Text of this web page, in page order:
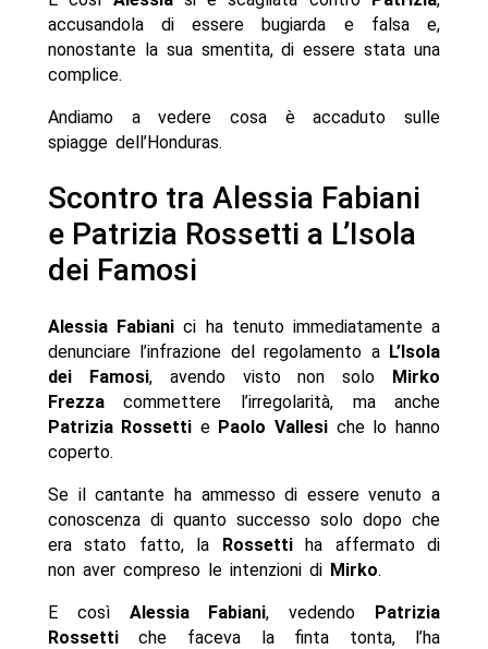
accusandola di essere bugiarda e falsa e,
nonostante la sua smentita, di essere stata una
complice.
Andiamo a vedere cosa è accaduto sulle
spiagge dell’Honduras.
Scontro tra Alessia Fabiani
e Patrizia Rossetti a L’Isola
dei Famosi
Alessia Fabiani ci ha tenuto immediatamente a
denunciare l’infrazione del regolamento a L’Isola
dei Famosi, avendo visto non solo Mirko
Frezzacommettere l’irregolarità, ma anche
Patrizia Rossetti e Paolo Vallesi che lo hanno
coperto.
Se il cantante ha ammesso di essere venuto a
conoscenza di quanto successo solo dopo che
era stato fatto, la Rossettiha affermato di
non aver compreso le intenzioni di Mirko.
E così Alessia Fabiani, vedendo Patrizia
Rossettiche faceva la finta tonta, l’ha